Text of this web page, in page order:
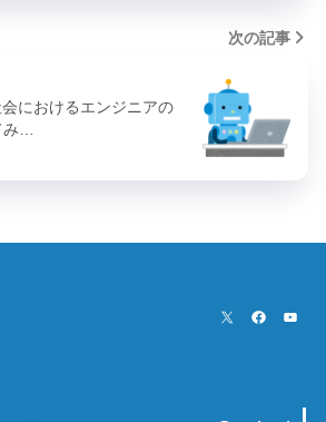
次の記事
におけるエンジニアの
…